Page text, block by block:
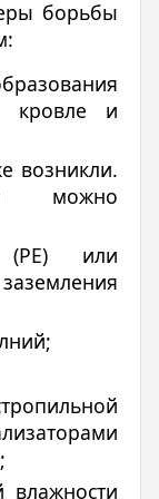
борьбы
кровле и
возникли.
можно
(РЕ) или
влажности